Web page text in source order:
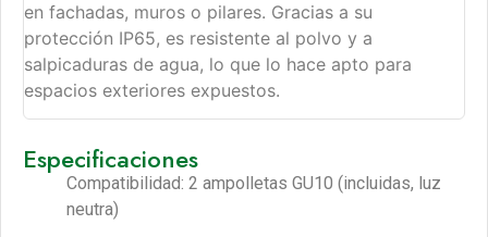
en fachadas, muros o pilares. Gracias a su
protección IP65, es resistente al polvo y a
salpicaduras de agua, lo que lo hace apto para
espacios exteriores expuestos.
Especificaciones
Compatibilidad: 2 ampolletas GU10 (incluidas, luz
neutra)